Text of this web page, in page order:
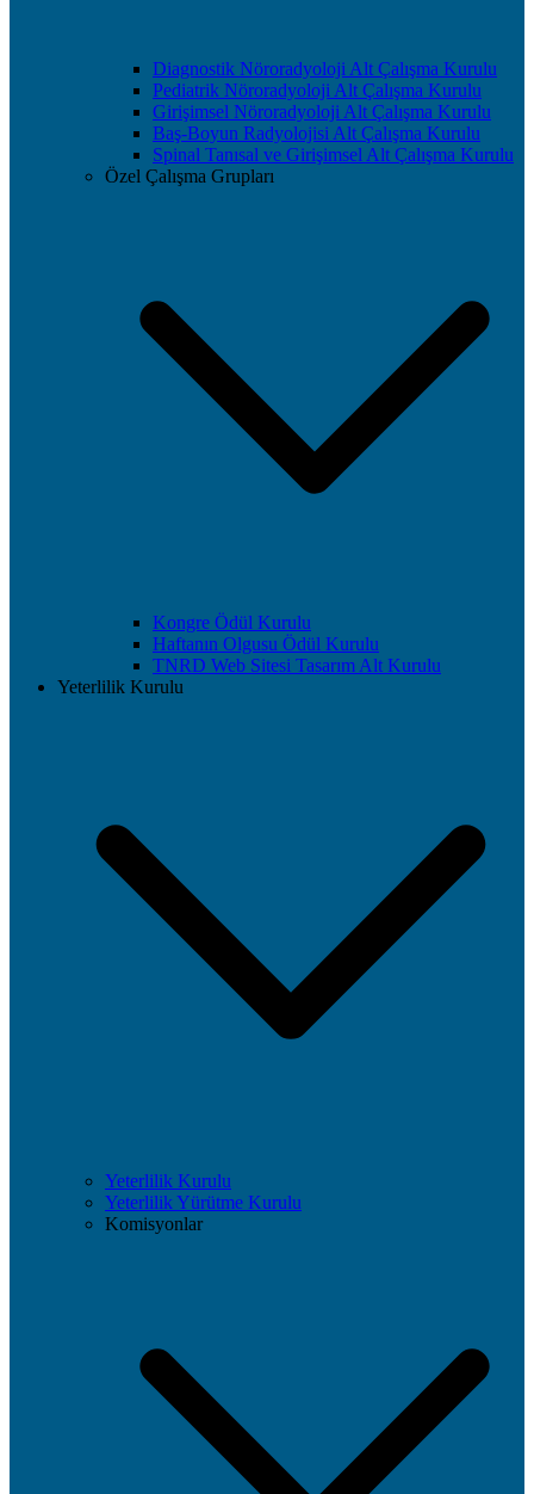
Diagnostik Nöroradyoloji Alt Çalışma Kurulu
Pediatrik Nöroradyoloji Alt Çalışma Kurulu
Girişimsel Nöroradyoloji Alt Çalışma Kurulu
Baş-Boyun Radyolojisi Alt Çalışma Kurulu
Spinal Tanısal ve Girişimsel Alt Çalışma Kurulu
Özel Çalışma Grupları
Kongre Ödül Kurulu
Haftanın Olgusu Ödül Kurulu
TNRD Web Sitesi Tasarım Alt Kurulu
Yeterlilik Kurulu
Yeterlilik Kurulu
Yeterlilik Yürütme Kurulu
Komisyonlar